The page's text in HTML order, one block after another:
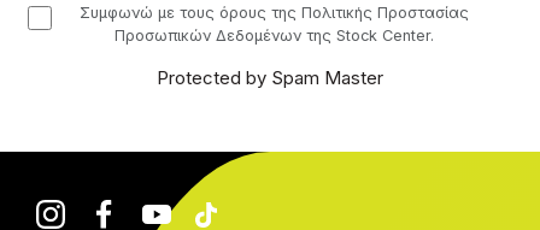
checkbox
Συμφωνώ με τους όρους της Πολιτικής Προστασίας
Προσωπικών Δεδομένων της Stock Center.
Protected by Spam Master